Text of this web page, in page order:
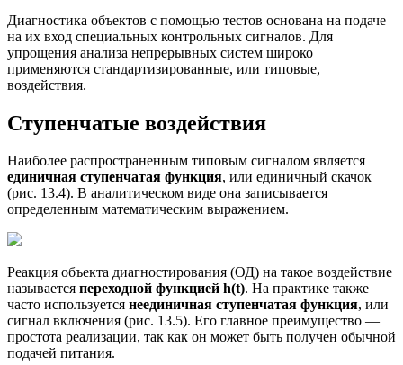
Диагностика объектов с помощью тестов основана на подаче
на их вход специальных контрольных сигналов. Для
упрощения анализа непрерывных систем широко
применяются стандартизированные, или типовые,
воздействия.
Ступенчатые воздействия
Наиболее распространенным типовым сигналом является
единичная ступенчатая функция, или единичный скачок
(рис. 13.4). В аналитическом виде она записывается
определенным математическим выражением.
Реакция объекта диагностирования (ОД) на такое воздействие
называется переходной функцией h(t). На практике также
часто используется неединичная ступенчатая функция, или
сигнал включения (рис. 13.5). Его главное преимущество —
простота реализации, так как он может быть получен обычной
подачей питания.